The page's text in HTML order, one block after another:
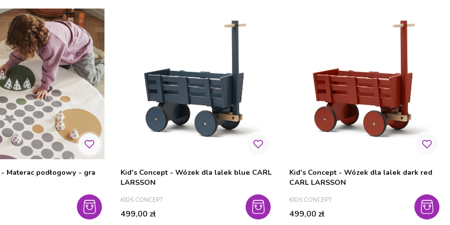
Materac podłogowy - gra
Kid's Concept - Wózek dla lalek blue CARL
LARSSON
PRODUCENT
KIDS CONCEPT
Cena
499,00 zł
Kid's Concept - Wózek dla lalek dark red
CARL LARSSON
PRODUCENT
KIDS CONCEPT
Cena
499,00 zł